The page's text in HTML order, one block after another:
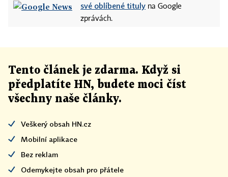
své oblíbené tituly na Google
zprávách.
Tento článek je zdarma. Když si
předplatíte HN, budete moci číst
všechny naše články.
Veškerý obsah HN.cz
Mobilní aplikace
Bez reklam
Odemykejte obsah pro přátele